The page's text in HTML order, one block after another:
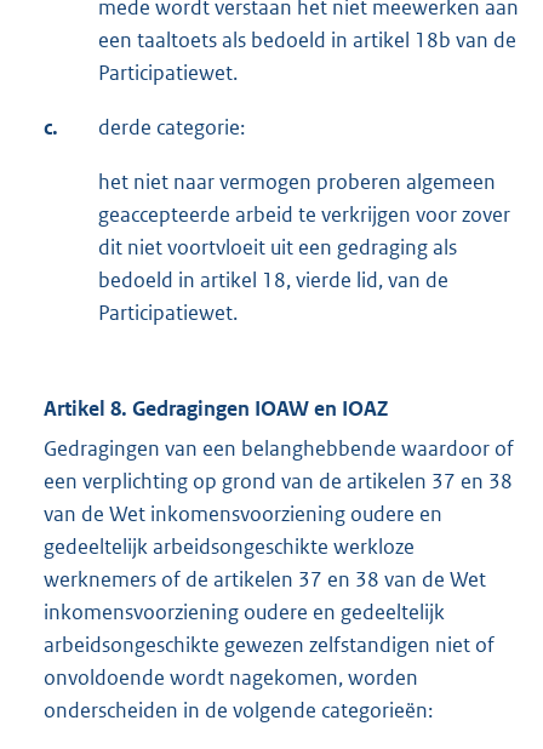
mede wordt verstaan het niet meewerken aan
een taaltoets als bedoeld in artikel 18b van de
Participatiewet.
c. derde categorie:
het niet naar vermogen proberen algemeen
geaccepteerde arbeid te verkrijgen voor zover
dit niet voortvloeit uit een gedraging als
bedoeld in artikel 18, vierde lid, van de
Participatiewet.
Artikel 8. Gedragingen IOAW en IOAZ
Gedragingen van een belanghebbende waardoor of
een verplichting op grond van de artikelen 37 en 38
van de Wet inkomensvoorziening oudere en
gedeeltelijk arbeidsongeschikte werkloze
werknemers of de artikelen 37 en 38 van de Wet
inkomensvoorziening oudere en gedeeltelijk
arbeidsongeschikte gewezen zelfstandigen niet of
onvoldoende wordt nagekomen, worden
onderscheiden in de volgende categorieën: